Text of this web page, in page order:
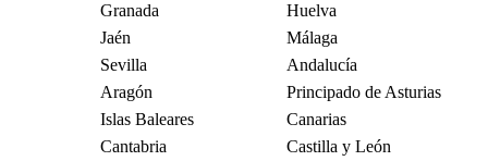
Granada
Huelva
Jaén
Málaga
Sevilla
Andalucía
Aragón
Principado de Asturias
Islas Baleares
Canarias
Cantabria
Castilla y León